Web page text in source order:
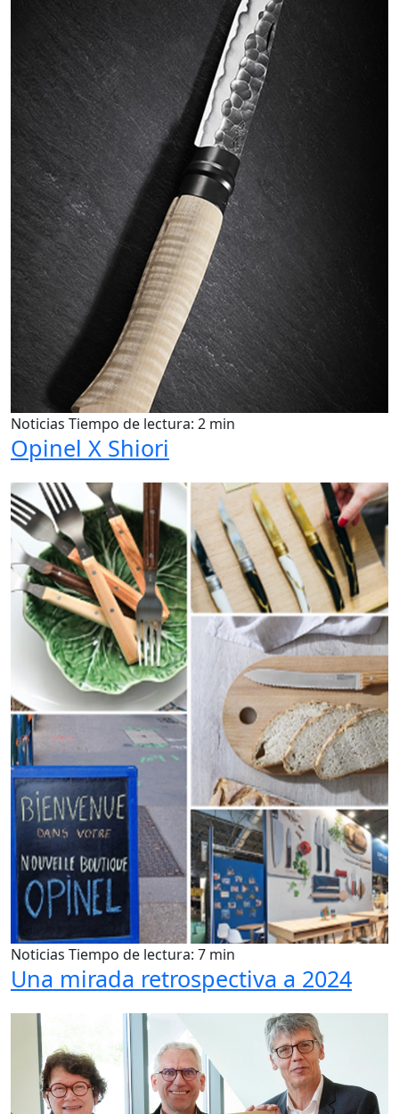
Noticias Tiempo de lectura: 2 min
Opinel X Shiori
Noticias Tiempo de lectura: 7 min
Una mirada retrospectiva a 2024